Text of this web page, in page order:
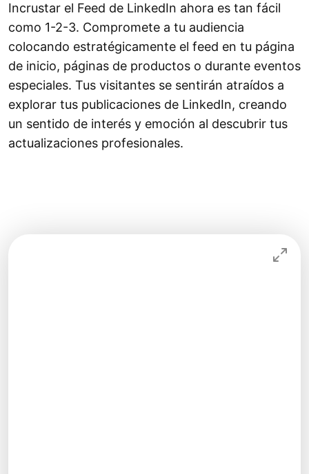
Incrustar el Feed de LinkedIn ahora es tan fácil
como 1-2-3. Compromete a tu audiencia
colocando estratégicamente el feed en tu página
de inicio, páginas de productos o durante eventos
especiales. Tus visitantes se sentirán atraídos a
explorar tus publicaciones de LinkedIn, creando
un sentido de interés y emoción al descubrir tus
actualizaciones profesionales.